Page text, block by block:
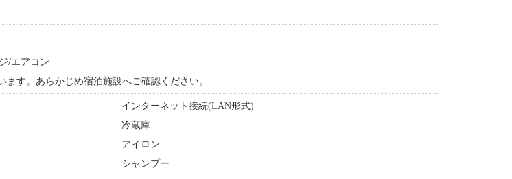
/エアコン
す。あらかじめ宿泊施設へご確認ください。
インターネット接続(LAN形式)
冷蔵庫
アイロン
シャンプー